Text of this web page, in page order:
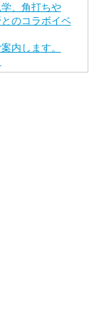
、角打ちや
のコラボイベ
内します。